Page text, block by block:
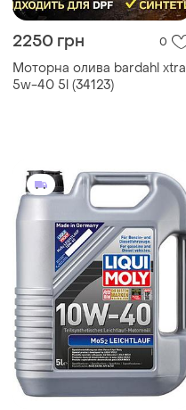
2250 грн 0
Моторна олива bardahl xtra
5w-40 5l (34123)